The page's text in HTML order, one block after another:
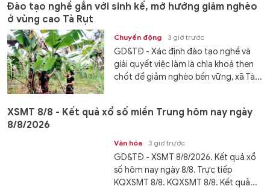
Đào tạo nghề gắn với sinh kế, mở hướng giảm nghèo
ở vùng cao Tà Rụt
Chuyển động 3 giờ trước
GD&TĐ - Xác định đào tạo nghề và
giải quyết việc làm là chìa khoá then
chốt để giảm nghèo bền vững, xã Tà...
XSMT 8/8 - Kết quả xổ số miền Trung hôm nay ngày
8/8/2026
Văn hóa 3 giờ trước
GD&TĐ - XSMT 8/8/2026. Kết quả xổ
số hôm nay ngày 8/8. Trực tiếp
KQXSMT 8/8. KQXSMT 8/8. Kết quả...